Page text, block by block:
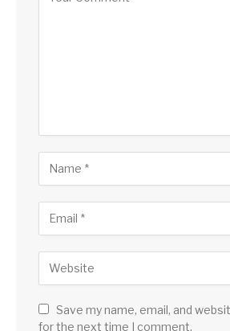
Save my name, email, and
for the next time I comment.